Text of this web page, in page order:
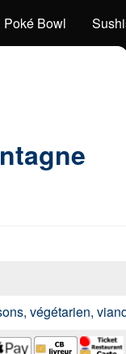
Poké Bowl
végétarien,